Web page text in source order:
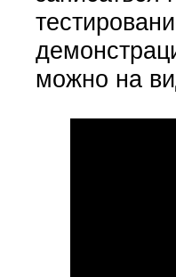
можно на